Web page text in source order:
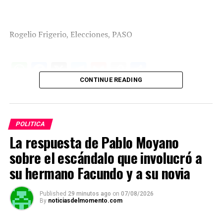
Rogelio Frigerio, Elecciones, PASO
W
at
s
A
p
p
F
a
ce
b
o
o
k
X T
el
e
a
m
G
m
ail
C
o
py
k
C
o
m
tir
CONTINUE READING
POLITICA
La respuesta de Pablo Moyano
sobre el escándalo que involucró a
su hermano Facundo y a su novia
Published 29 minutos ago on 07/08/2026
By noticiasdelmomento.com